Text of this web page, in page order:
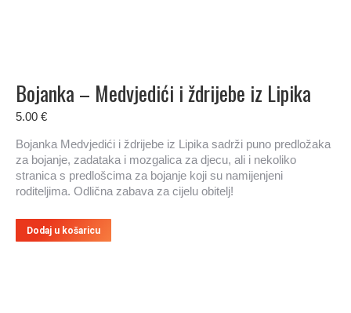
Bojanka – Medvjedići i ždrijebe iz Lipika
5.00 €
Bojanka Medvjedići i ždrijebe iz Lipika sadrži puno predložaka
za bojanje, zadataka i mozgalica za djecu, ali i nekoliko
stranica s predlošcima za bojanje koji su namijenjeni
roditeljima. Odlična zabava za cijelu obitelj!
Dodaj u košaricu